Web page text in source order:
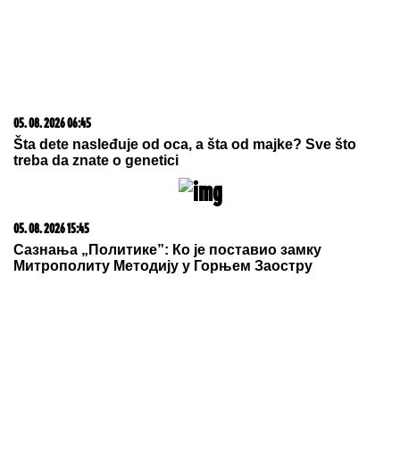
05. 08. 2026 06:45
Šta dete nasleđuje od oca, a šta od majke? Sve što
treba da znate o genetici
05. 08. 2026 15:45
Сазнања „Политике”: Ко је поставио замку
Митрополиту Методију у Горњем Заостру